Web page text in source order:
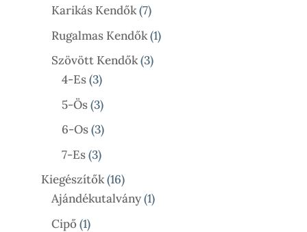
Termék
Karikás Kendők 77
Termék
Rugalmas Kendők 11
Szövött Kendők 33
4-Es 33
Termék
5-Ös 33
Termék
6-Os 33
Termék
7-Es 33
Termék
Kiegészítők 1616
Termék
Ajándékutalvány 11
Cipő 11